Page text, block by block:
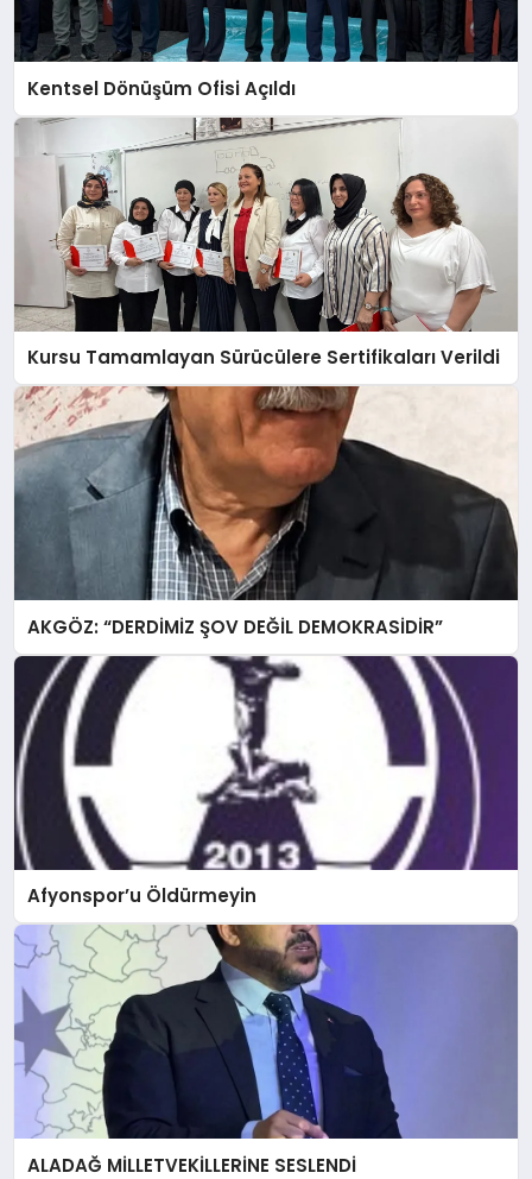
Kentsel Dönüşüm Ofisi Açıldı
Kursu Tamamlayan Sürücülere Sertifikaları Verildi
AKGÖZ: “DERDİMİZ ŞOV DEĞİL DEMOKRASİDİR”
Afyonspor’u Öldürmeyin
ALADAĞ MİLLETVEKİLLERİNE SESLENDİ